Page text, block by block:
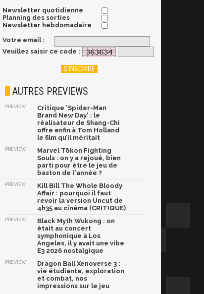
Newsletter quotidienne
Planning des sorties
Newsletter hebdomadaire
Votre email :
Veuillez saisir ce code :
AUTRES PREVIEWS
PREVIEW
Critique 'Spider-Man
Brand New Day' : le
réalisateur de Shang-Chi
offre enfin à Tom Holland
le film qu’il méritait
PREVIEW
Marvel Tōkon Fighting
Souls : on y a rejoué, bien
parti pour être le jeu de
baston de l'année ?
PREVIEW
Kill Bill The Whole Bloody
Affair : pourquoi il faut
revoir la version Uncut de
4h35 au cinéma (CRITIQUE)
PREVIEW
Black Myth Wukong : on
était au concert
symphonique à Los
Angeles, il y avait une vibe
E3 2026 nostalgique
PREVIEW
Dragon Ball Xenoverse 3 :
vie étudiante, exploration
et combat, nos
impressions sur le jeu